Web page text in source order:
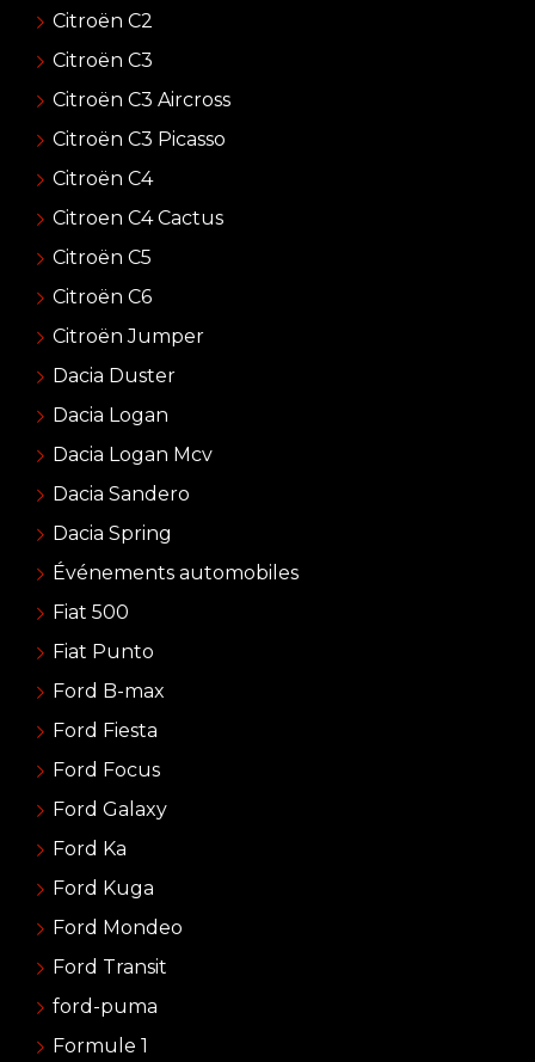
Citroën C2
Citroën C3
Citroën C3 Aircross
Citroën C3 Picasso
Citroën C4
Citroen C4 Cactus
Citroën C5
Citroën C6
Citroën Jumper
Dacia Duster
Dacia Logan
Dacia Logan Mcv
Dacia Sandero
Dacia Spring
Événements automobiles
Fiat 500
Fiat Punto
Ford B-max
Ford Fiesta
Ford Focus
Ford Galaxy
Ford Ka
Ford Kuga
Ford Mondeo
Ford Transit
ford-puma
Formule 1